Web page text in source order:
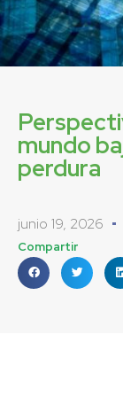
mundo
perdura
junio 19, 2026
Compartir